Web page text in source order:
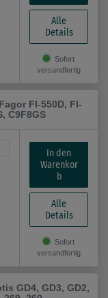
Alle
Details
Sofort
versandfertig
FI-550D, FI-
C9F8GS
In den
Warenkor
b
Alle
Details
Sofort
versandfertig
GD4, GD3, GD2,